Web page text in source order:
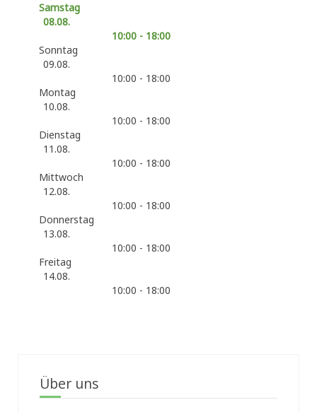
Samstag
08.08.
10:00 - 18:00
Sonntag
09.08.
10:00 - 18:00
Montag
10.08.
10:00 - 18:00
Dienstag
11.08.
10:00 - 18:00
Mittwoch
12.08.
10:00 - 18:00
Donnerstag
13.08.
10:00 - 18:00
Freitag
14.08.
10:00 - 18:00
Über uns